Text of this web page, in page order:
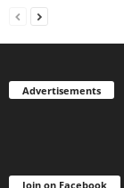
Advertisements
Join on Facebook